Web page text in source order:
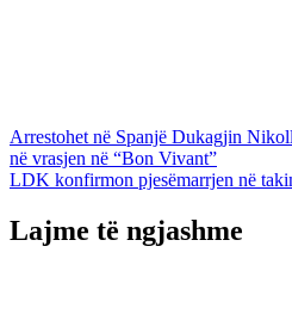
Lëvizje
te
Arrestohet në Spanjë Dukagjin
në vrasjen në “Bon Vivant”
LDK konfirmon pjesëmarrjen në
Lajme të ngjashme